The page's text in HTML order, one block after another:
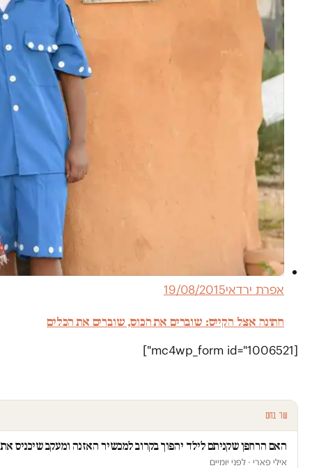
אפרת ירדאי19/08/2015
חתונה אצל הקייס: שוברים את הכוס, שוברים את הכלים
[mc4wp_form id="1006521"]
עוד בחם
האם הרחפן שקניתם לילד יהפוך בקרוב למכשיר האזנה ומעקב
אילי פארי · לפני יומיים